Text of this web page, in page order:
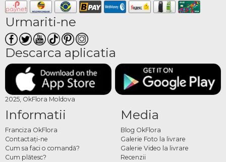
Urmariti-ne
Descarca aplicatia
2025, OkFlora Moldova
Informatii
Franciza OkFlora
Contactaţi-ne
Cum sa faci o comandă?
Cum plătesc?
Media
Blog OkFlora
Galerie Foto la livrare
Galerie Video la livrare
Recenzii